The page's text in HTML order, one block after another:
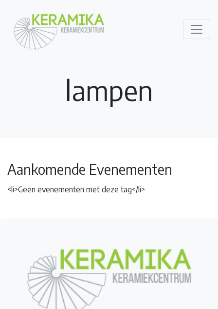
lampen
Aankomende Evenementen
<li>Geen evenementen met deze tag</li>